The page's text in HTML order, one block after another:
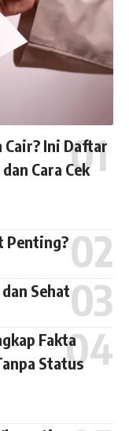
Cair? Ini Daftar
Cara Cek
Penting?
Sehat
Fakta
Status